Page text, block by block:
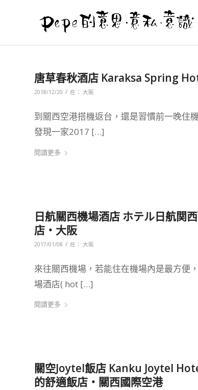
唐草春秋酒店 Karaksa Spring
2018/12/20 / 在： 大阪
到關西空港搭機返台，還是習慣前一晚住
發現一家2017 […]
閱讀更多
日航關西機場酒店 ホテル日航
店‧大阪
2017/01/08 / 在： 大阪
來往關西機場，若能住在機場內是最方便
場酒店( hot […]
閱讀更多
關空Joytel飯店 Kanku Joytel
的舒適飯店‧關西國際空港